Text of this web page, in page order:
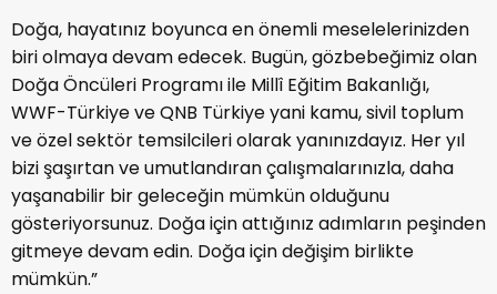
Doğa, hayatınız boyunca en önemli meselelerinizden
biri olmaya devam edecek. Bugün, gözbebeğimiz olan
Doğa Öncüleri Programı ile Millî Eğitim Bakanlığı,
WWF-Türkiye ve QNB Türkiye yani kamu, sivil toplum
ve özel sektör temsilcileri olarak yanınızdayız. Her yıl
bizi şaşırtan ve umutlandıran çalışmalarınızla, daha
yaşanabilir bir geleceğin mümkün olduğunu
gösteriyorsunuz. Doğa için attığınız adımların peşinden
gitmeye devam edin. Doğa için değişim birlikte
mümkün.”